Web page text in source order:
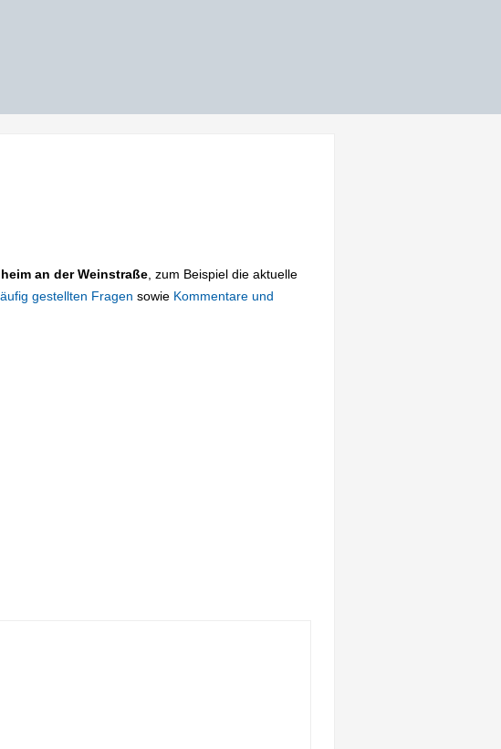
an der Weinstraße , zum Beispiel die aktuelle
gestellten Fragen sowie Kommentare und